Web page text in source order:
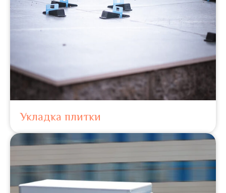
Укладка плитки